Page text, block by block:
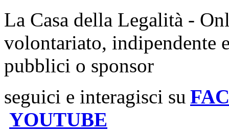
La Casa della Legalità -
volontariato, indipendente
pubblici o sponsor
seguici e interagisci su
YOUTUBE